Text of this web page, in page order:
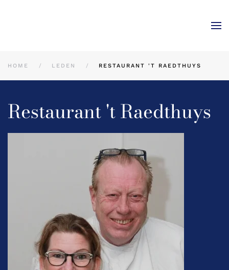
HOME LEDEN RESTAURANT 'T RAEDTHUYS
Restaurant 't Raedthuys